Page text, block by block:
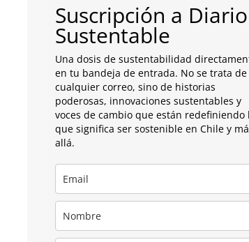
Suscripción a Diario
Sustentable
Una dosis de sustentabilidad
en tu bandeja de entrada. No se trata de
cualquier correo, sino de historias
poderosas, innovaciones sustentables y
voces de cambio que están redefiniendo
que significa ser sostenible en Chile y
allá.